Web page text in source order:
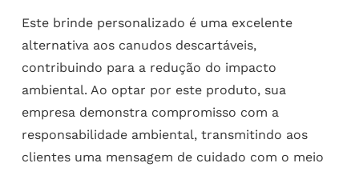
Este brinde personalizado é uma excelente
alternativa aos canudos descartáveis,
contribuindo para a redução do impacto
ambiental. Ao optar por este produto, sua
empresa demonstra compromisso com a
responsabilidade ambiental, transmitindo aos
clientes uma mensagem de cuidado com o meio